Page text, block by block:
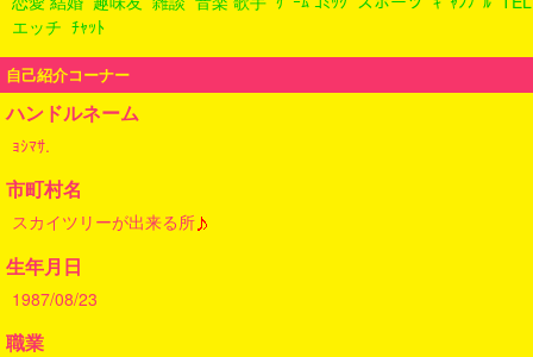
エッチ ﾁｬｯﾄ
自己紹介コーナー
ハンドルネーム
ｮｼﾏｻ.
市町村名
スカイツリーが出来る所
生年月日
1987/08/23
職業